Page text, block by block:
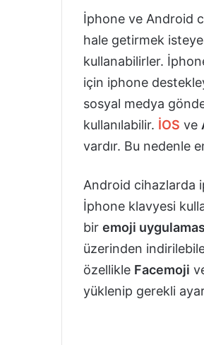
İphone ve Android
hale getirmek
kullanabilirler.
için iphone
sosyal medya
kullanılabilir. İOS ve
vardır. Bu nedenle
Android cihazlarda
İphone klavyesi
bir emoji
üzerinden
özellikle Facemoji
yüklenip gerekli